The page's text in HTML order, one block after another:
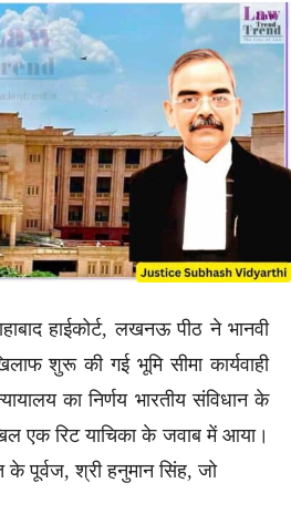
हाईकोर्ट, लखनऊ पीठ ने भानवी
शुरू की गई भूमि सीमा कार्यवाही
का निर्णय भारतीय संविधान के
एक रिट याचिका के जवाब में आया।
के पूर्वज, श्री हनुमान सिंह, जो